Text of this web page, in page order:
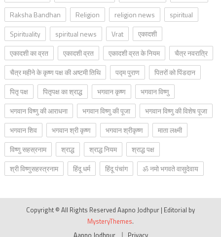
Raksha Bandhan
Religion religion news
spiritual
Spirituality
spiritual news Vrat
एकादशी
एकादशी का व्रत
एकादशी व्रत एकादशी व्रत के नियम
चैत्र नवरात्रि
चैत्र महीने के कृष्ण पक्ष की अष्टमी तिथि
पद्म पुराण
पितरों को पिंडदान
पितृ पक्ष
पितृपक्ष का श्राद्ध भगवान कृष्ण
भगवान विष्णु
भगवान विष्णु की आराधना
भगवान विष्णु की पूजा
भगवान विष्णु की विशेष पूजा
भगवान शिव
भगवान श्री कृष्ण भगवान श्रीकृष्ण
माता लक्ष्मी
विष्णु सहस्रनाम
श्राद्ध श्राद्ध नियम
श्राद्ध पक्ष
श्री विष्णुसहस्त्रनाम
हिंदू धर्म हिंदू पंचांग ॐ नमो भगवते वासुदेवाय
Copyright © All Rights Reserved Aapno Jodhpur | Editorial by
MysteryThemes.